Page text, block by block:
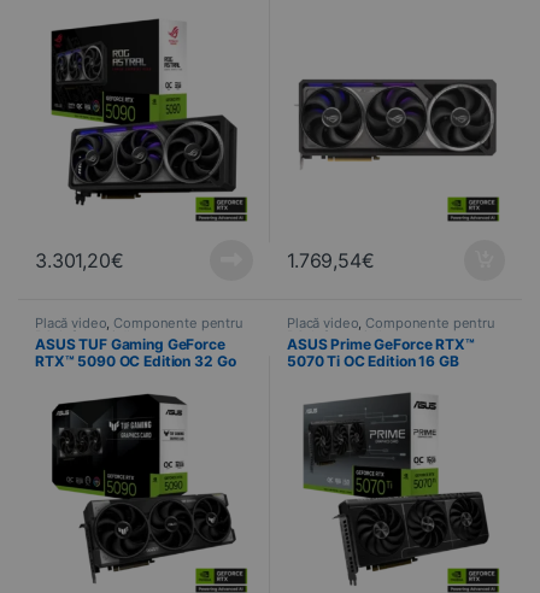
3.301,20€ 1.769,54€
Placă video Componente pentru
PC, Informatică
ASUS TUF Gaming GeForce
RTX™ 5090 OC Edition 32 Go
Placă video Componente pentru
PC, Informatică
ASUS Prime GeForce RTX™
5070 Ti OC Edition 16 GB